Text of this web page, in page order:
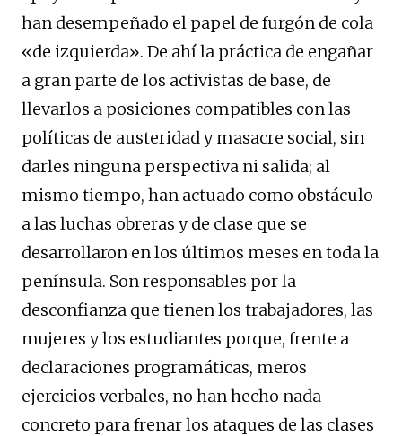
han desempeñado el papel de furgón de cola
«de izquierda». De ahí la práctica de engañar
a gran parte de los activistas de base, de
llevarlos a posiciones compatibles con las
políticas de austeridad y masacre social, sin
darles ninguna perspectiva ni salida; al
mismo tiempo, han actuado como obstáculo
a las luchas obreras y de clase que se
desarrollaron en los últimos meses en toda la
península. Son responsables por la
desconfianza que tienen los trabajadores, las
mujeres y los estudiantes porque, frente a
declaraciones programáticas, meros
ejercicios verbales, no han hecho nada
concreto para frenar los ataques de las clases